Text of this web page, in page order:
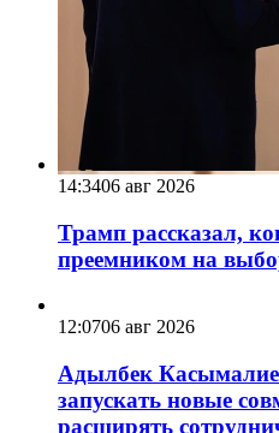
14:3406 авг 2026
Трамп рассказал,
преемником на
12:0706 авг 2026
Адылбек
запускать новые
расширять